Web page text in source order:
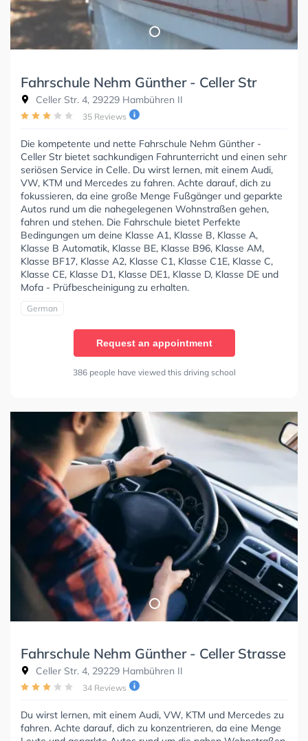
Fahrschule Nehm Günther - Celler Str
Celler Str. 4, 29229 Hambühren II
35 Reviews
Die kompetente und nette Fahrschule Nehm Günther -
Celler Str bietet sachkundigen Fahrunterricht und einen sehr
seriösen Service in Celle. Du wirst lernen, mit einem Audi,
VW, KTM und Mercedes zu fahren. Achte darauf, dich zu
fokussieren, da eine große Menge Fußgänger und geparkte
Autos rund um die nahegelegenen Wohnstraßen gehen,
fahren und stehen. Die Fahrschule bietet Perfekte
Bedingungen um deine Klasse A1, Klasse B, Klasse A,
Klasse B Automatik, Klasse BE, Klasse B96, Klasse AM,
Klasse BF17, Klasse A2, Klasse C1, Klasse C1E, Klasse C,
Klasse CE, Klasse D1, Klasse DE1, Klasse D, Klasse DE und
Mofa - Prüfbescheinigung zu erhalten.
German
Request an appointment
386 people have viewed this driving school
Fahrschule Nehm Günther - Celler Strasse
Celler Str. 4, 29229 Hambühren II
34 Reviews
Du wirst lernen, mit einem Audi, VW, KTM und Mercedes zu
fahren. Achte darauf, dich zu konzentrieren, da eine Menge